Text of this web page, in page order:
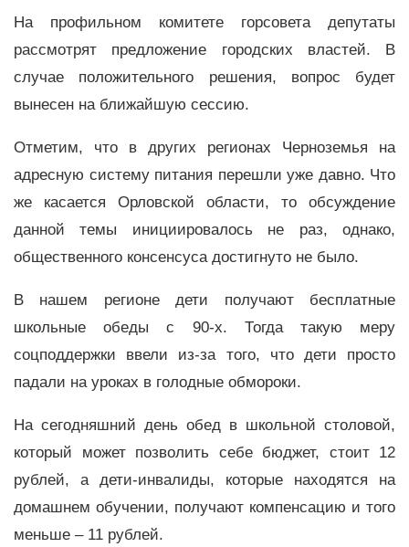
На профильном комитете горсовета депутаты
рассмотрят предложение городских властей. В
случае положительного решения, вопрос будет
вынесен на ближайшую сессию.
Отметим, что в других регионах Черноземья на
адресную систему питания перешли уже давно. Что
же касается Орловской области, то обсуждение
данной темы инициировалось не раз, однако,
общественного консенсуса достигнуто не было.
В нашем регионе дети получают бесплатные
школьные обеды с 90-х. Тогда такую меру
соцподдержки ввели из-за того, что дети просто
падали на уроках в голодные обмороки.
На сегодняшний день обед в школьной столовой,
который может позволить себе бюджет, стоит 12
рублей, а дети-инвалиды, которые находятся на
домашнем обучении, получают компенсацию и того
меньше – 11 рублей.